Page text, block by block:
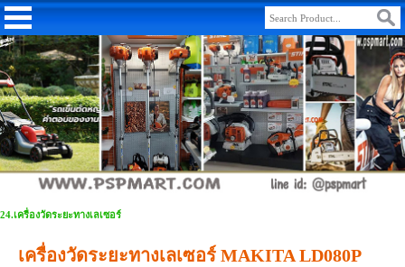
24.เครื่องวัดระยะทางเลเซอร์
เครื่องวัดระยะทางเลเซอร์ MAKITA LD080P